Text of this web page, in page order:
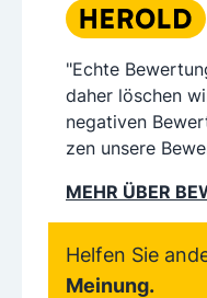
"Echte
daher löschen
negativen
zen unsere
MEHR ÜBER
Helfen Sie
Meinung.